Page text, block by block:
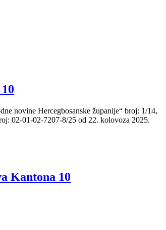
novine Hercegbosanske županije“ broj: 1/14,
02-01-02-7207-8/25 od 22. kolovoza 2025.
Kantona 10